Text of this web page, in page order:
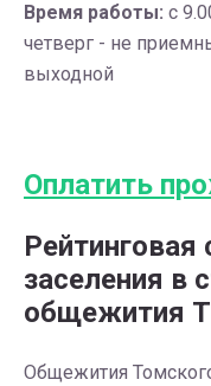
Время работы: с
четверг - не
выходной
Оплатить
Рейтинговая
заселения в
общежития
Общежития